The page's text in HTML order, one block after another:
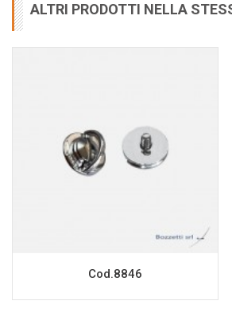
ALTRI PRODOTTI NELLA
Cod.8846